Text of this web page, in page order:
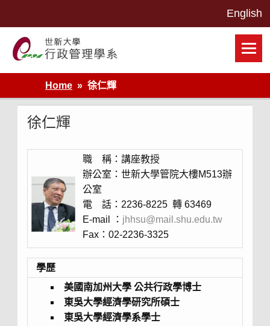
世新大學行政管理學系網站
Home
徐仁輝
徐仁輝
職 稱：講座教授
辦公室：世新大學管院大樓M513辦
公室
電 話：2236-8225 轉 63469
E-mail ： jhhsu@mail.shu.edu.tw
Fax：02-2236-3325
學歷
美國南加州大學 公共行政學博士
東吳大學經濟學研究所碩士
東吳大學經濟學系學士